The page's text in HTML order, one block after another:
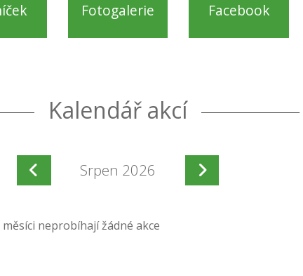
Fotogalerie Facebook
Kalendář akcí
Srpen 2026
neprobíhají žádné akce